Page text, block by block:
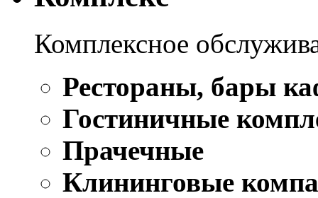
Комплексное
Рестораны, бары
Гостиничные
Прачечные
Клининговые